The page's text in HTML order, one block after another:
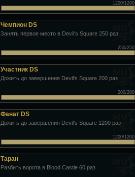
1200/1200
Чемпион DS
Занять первое место в Devil's Square 250 раз
250/250
Участник DS
Дожить до завершения Devil's Square 200 раз
200/200
Фанат DS
Дожить до завершения Devil's Square 1200 раз
1200/1200
Таран
Разбить ворота в Blood Castle 60 раз